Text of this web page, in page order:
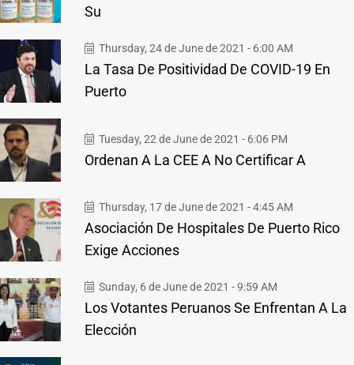
Su
Thursday, 24 de June de 2021 - 6:00 AM
La Tasa De Positividad De COVID-19 En
Puerto
Tuesday, 22 de June de 2021 - 6:06 PM
Ordenan A La CEE A No Certificar A
Thursday, 17 de June de 2021 - 4:45 AM
Asociación De Hospitales De Puerto Rico
Exige Acciones
Sunday, 6 de June de 2021 - 9:59 AM
Los Votantes Peruanos Se Enfrentan A La
Elección